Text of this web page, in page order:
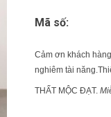
Mã số:
Cảm ơn khách
nghiêm tài
THẤT MỘC ĐẠT.